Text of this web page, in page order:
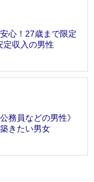
心！27歳まで限定
定収入の男性
務員などの男性》
きたい男女